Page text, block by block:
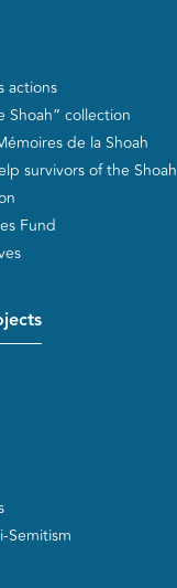
actions
Shoah” collection
de la Shoah
survivors of the Shoah
Fund
Semitism